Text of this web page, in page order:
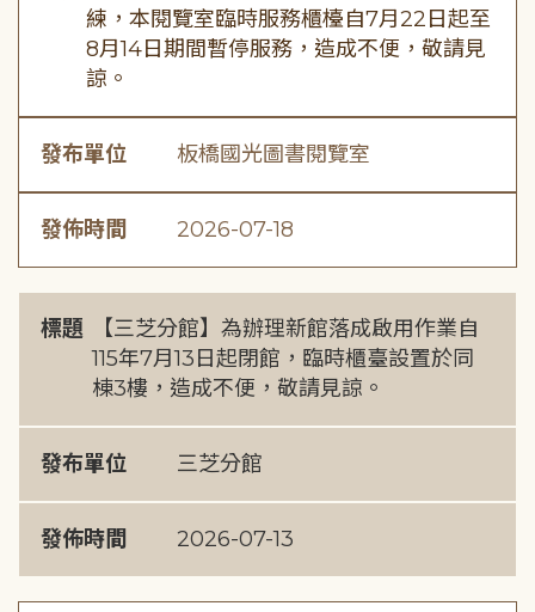
練，本閱覽室臨時服務櫃檯自7月22日起至
8月14日期間暫停服務，造成不便，敬請見
諒。
發布單位 板橋國光圖書閱覽室
發佈時間 2026-07-18
標題
【三芝分館】為辦理新館落成啟用作業自
115年7月13日起閉館，臨時櫃臺設置於同
棟3樓，造成不便，敬請見諒。
發布單位 三芝分館
發佈時間 2026-07-13